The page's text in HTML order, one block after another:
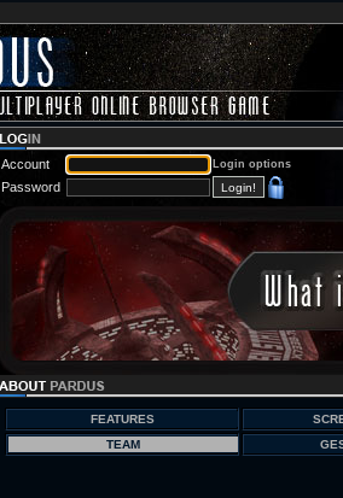
Account Login options
Password
FEATURES
TEAM